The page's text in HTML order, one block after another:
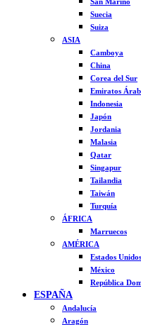
Suecia
Suiza
ASIA
Camboya
China
Corea del Sur
Emiratos
Indonesia
Japón
Jordania
Malasia
Qatar
Singapur
Tailandia
Taiwán
Turquía
ÁFRICA
Marruecos
AMÉRICA
Estados Unidos
México
República
ESPAÑA
Andalucía
Aragón